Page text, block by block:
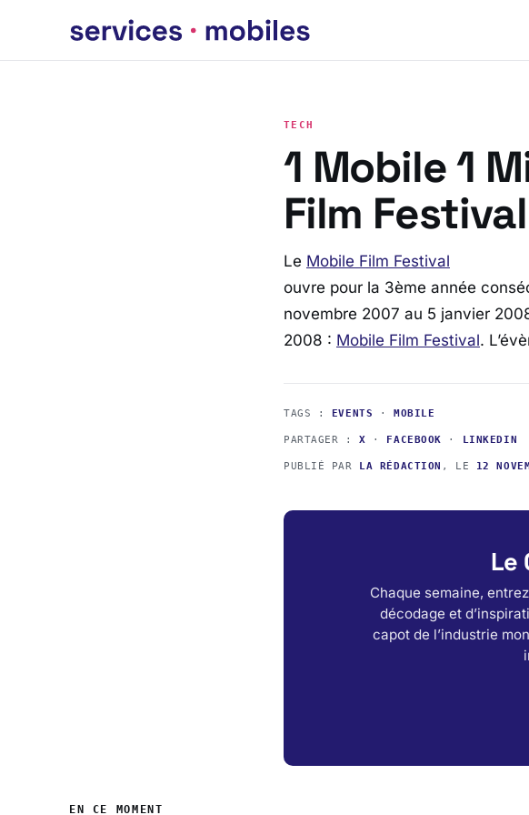
TECH
1 Mobile 1
Film Festival
Le Mobile Film Festival
ouvre pour la 3ème année
novembre 2007 au 5 janvier
2008 : Mobile Film Festival.
TAGS : EVENTS · MOBILE
PARTAGER :X · FACEBOOK · LINKEDIN
PUBLIÉ PAR LA RÉDACTION , LE 12
Le
Chaque semaine,
décodage et
capot de l’industrie
EN CE MOMENT